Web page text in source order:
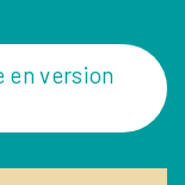
en version